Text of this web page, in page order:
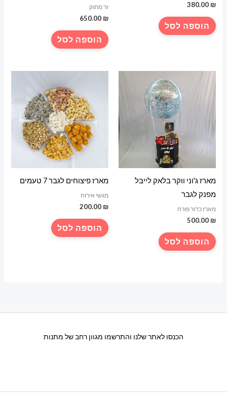
380.00 ₪
הוספה לסל
זר מתוק
650.00 ₪
הוספה לסל
מארז ג'וני ווקר בלאק לייבל
מפנק לגבר
מארז כדור פורח
500.00 ₪
הוספה לסל
מארז פיצוחים לגבר 7 טעמים
מגשי אירוח
200.00 ₪
הוספה לסל
הכנסו לאתר שלנו והתרשמו מגוון רחב של מתנות